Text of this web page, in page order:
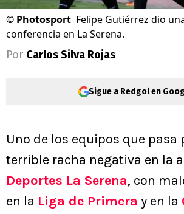
© Photosport Felipe Gutiérrez dio
conferencia en La Serena.
Por Carlos Silva Rojas
Sigue a Redgol en
Uno de los equipos que pasa
terrible racha negativa en la
Deportes La Serena, con
en la Liga de Primera y en la